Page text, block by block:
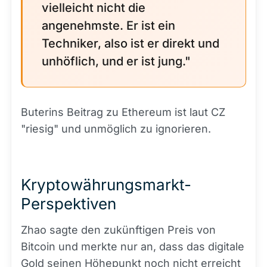
vielleicht nicht die
angenehmste. Er ist ein
Techniker, also ist er direkt und
unhöflich, und er ist jung."
Buterins Beitrag zu Ethereum ist laut CZ
"riesig" und unmöglich zu ignorieren.
Kryptowährungsmarkt-
Perspektiven
Zhao sagte den zukünftigen Preis von
Bitcoin und merkte nur an, dass das digitale
Gold seinen Höhepunkt noch nicht erreicht